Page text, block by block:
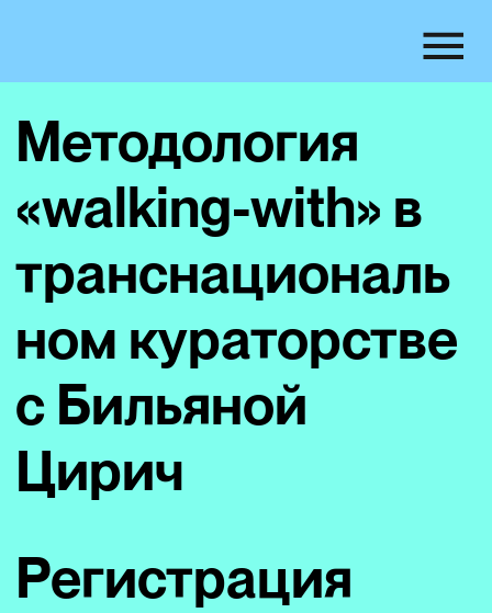
Методология
«walking-with» в
транснациональ
ном кураторстве
с Бильяной
Цирич
Регистрация